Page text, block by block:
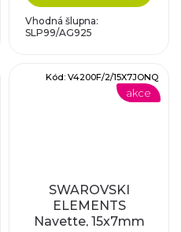
Vhodná šlupna:
SLP99/AG925
akce
SWAROVSKI
ELEMENTS
Navette, 15x7mm
Kód: V4200F/2/15X7JONQ